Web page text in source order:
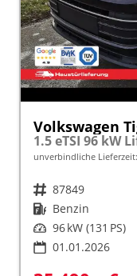
Volkswagen
1.5 eTSI 96 kW
unverbindliche Lieferzeit:
Fahrzeugnr. 87849
Kraftstoff Benzin
Leistung 96 kW (131 PS)
01.01.2026